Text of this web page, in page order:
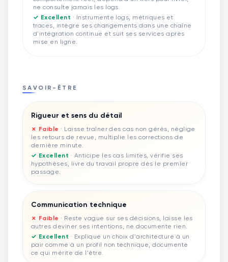
ne consulte jamais les logs.
✓ Excellent · Instrumente logs, métriques et
traces, intègre ses changements dans une chaîne
d'intégration continue et suit ses services après
mise en ligne.
SAVOIR-ÊTRE
Rigueur et sens du détail
✗ Faible · Laisse traîner des cas non gérés, néglige
les retours de revue, multiplie les corrections de
dernière minute.
✓ Excellent · Anticipe les cas limites, vérifie ses
hypothèses, livre du travail propre dès le premier
passage.
Communication technique
✗ Faible · Reste vague sur ses décisions, laisse les
autres deviner ses intentions, ne documente rien.
✓ Excellent · Explique un choix d'architecture à un
pair comme à un profil non technique, documente
ce qui mérite de l'être.